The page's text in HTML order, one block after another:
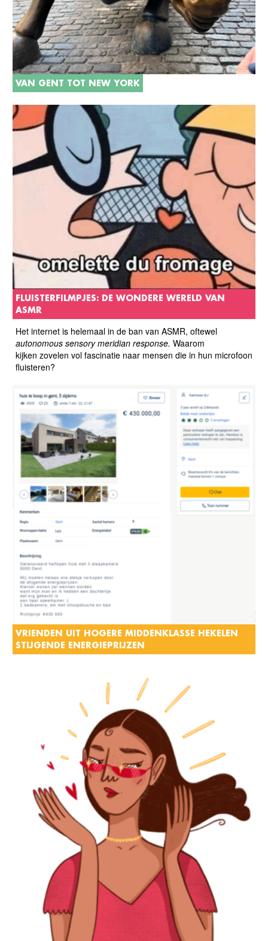
VAN GENT TOT NEW YORK
FLUISTERFILMPJES: DE WONDERE WERELD VAN
ASMR
Het internet is helemaal in de ban van ASMR, oftewel
autonomous sensory meridian response. Waarom
kijken zovelen vol fascinatie naar mensen die in hun microfoon
fluisteren?
VRIENDEN UIT HOGERE MIDDENKLASSE HEKELEN
STIJGENDE ENERGIEPRIJZEN